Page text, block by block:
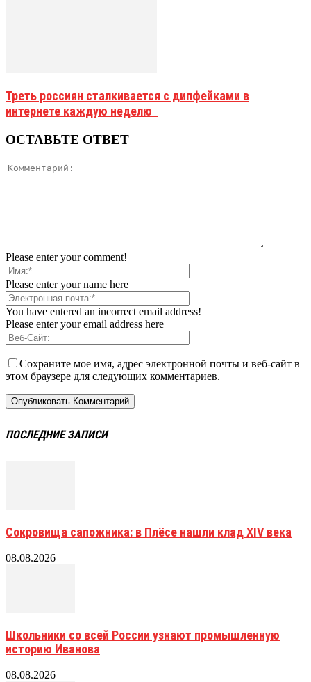
Треть россиян сталкивается с дипфейками в
интернете каждую неделю
ОСТАВЬТЕ ОТВЕТ
Please enter your comment!
Please enter your name here
You have entered an incorrect email address!
Please enter your email address here
Сохраните мое имя, адрес электронной почты и веб-сайт в
этом браузере для следующих комментариев.
ПОСЛЕДНИЕ ЗАПИСИ
Сокровища сапожника: в Плёсе нашли клад XIV века
08.08.2026
Школьники со всей России узнают промышленную
историю Иванова
08.08.2026